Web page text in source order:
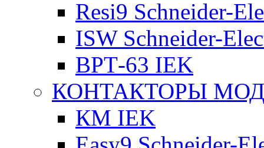
Resi9 Schneider-
ISW Schneider-
ВРТ-63 IEK
КОНТАКТОРЫ
КМ IEK